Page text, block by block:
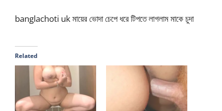
banglachoti uk মায়ের ভোদা চেপে ধরে টিপতে লাগলাম মাকে চুদা
Related